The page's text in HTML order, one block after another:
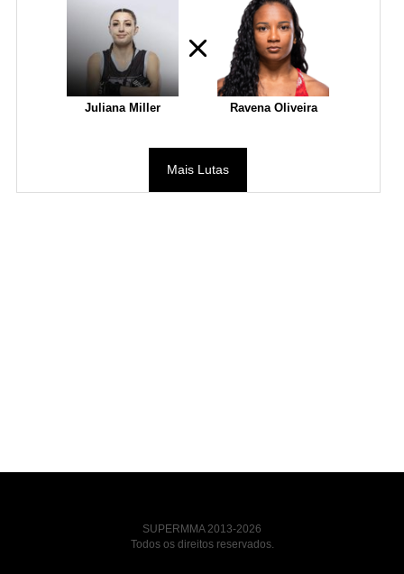
Juliana Miller Ravena Oliveira
Mais Lutas
SUPERMMA 2013-2026
Todos os direitos reservados.